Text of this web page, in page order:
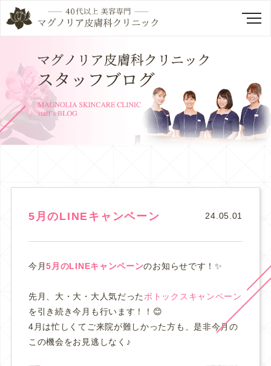
5月のLINEキャンペーン 24.05.01
今月5月のLINEキャンペーンのお知らせです！✨
先月、大・大・大人気だったボトックスキャンペーン
を引き続き今月も行います！！😊
4月は忙しくてご来院が難しかった方も、是非今月の
この機会をお見逃しなく♪